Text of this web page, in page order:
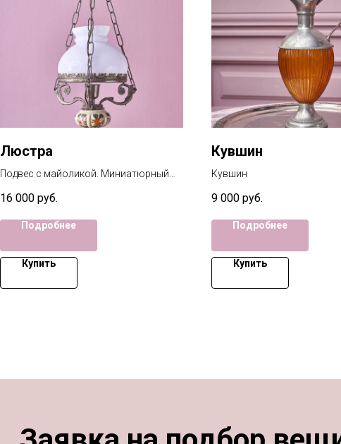
Люстра
Подвес с майоликой. Миниатюрный
16 000 руб.
Подробнее
Купить
Кувшин
Кувшин
9 000 руб.
Подробнее
Купить